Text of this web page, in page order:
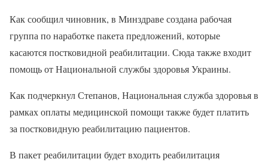
Как сообщил чиновник, в Минздраве создана рабочая
группа по наработке пакета предложений, которые
касаются постковидной реабилитации. Сюда также входит
помощь от Национальной службы здоровья Украины.
Как подчеркнул Степанов, Национальная служба здоровья в
рамках оплаты медицинской помощи также будет платить
за постковидную реабилитацию пациентов.
В пакет реабилитации будет входить реабилитация